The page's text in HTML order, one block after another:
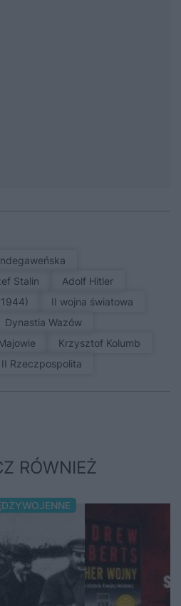
Stalin
Adolf Hitler
II wojna światowa
Dynastia Wazów
Majowie
Krzysztof Kolumb
II Rzeczpospolita
RÓWNIEŻ